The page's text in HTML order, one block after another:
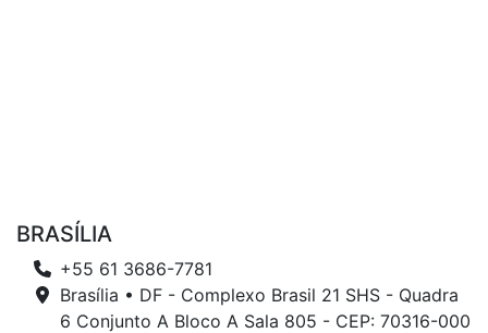
BRASÍLIA
+55 61 3686-7781
Brasília • DF - Complexo Brasil 21 SHS - Quadra
6 Conjunto A Bloco A Sala 805 - CEP: 70316-000